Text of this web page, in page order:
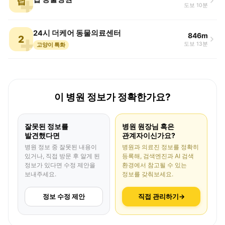
도보 10분
2
24시 더케어 동물의료센터
고양이 특화
846m
도보 13분
이 병원 정보가 정확한가요?
잘못된 정보를
발견했다면
병원 정보 중 잘못된 내용이
있거나, 직접 방문 후 알게 된
정보가 있다면 수정 제안을
보내주세요.
정보 수정 제안
병원 원장님 혹은
관계자이신가요?
병원과 의료진 정보를 정확히
등록해, 검색엔진과 AI 검색
환경에서 참고될 수 있는
정보를 갖춰보세요.
직접 관리하기→